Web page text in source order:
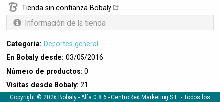
Tienda sin confianza Bobaly
Información de la tienda
Categoría: Deportes general
En Bobaly desde: 03/05/2016
Número de productos: 0
Visitas desde Bobaly: 21
Copyright © 2026 Bobaly - Alfa 0.8.6 - CentroRed Marketing S.L. - Todos los